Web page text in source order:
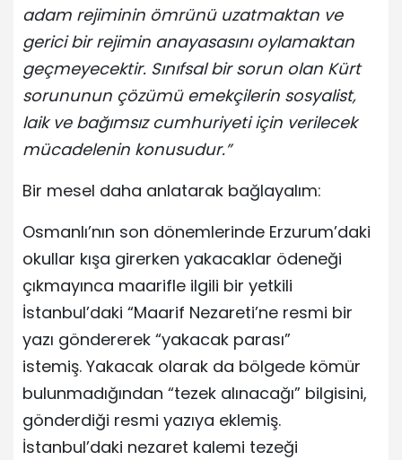
adam rejiminin ömrünü uzatmaktan ve
gerici bir rejimin anayasasını oylamaktan
geçmeyecektir. Sınıfsal bir sorun olan Kürt
sorununun çözümü emekçilerin sosyalist,
laik ve bağımsız cumhuriyeti için verilecek
mücadelenin konusudur.”
Bir mesel daha anlatarak bağlayalım:
Osmanlı’nın son dönemlerinde Erzurum’daki
okullar kışa girerken yakacaklar ödeneği
çıkmayınca maarifle ilgili bir yetkili
İstanbul’daki “Maarif Nezareti’ne resmi bir
yazı göndererek “yakacak parası”
istemiş. Yakacak olarak da bölgede kömür
bulunmadığından “tezek alınacağı” bilgisini,
gönderdiği resmi yazıya eklemiş.
İstanbul’daki nezaret kalemi tezeği